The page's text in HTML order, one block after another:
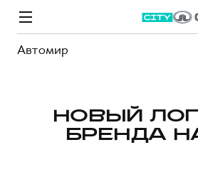
Автомир
НОВЫЙ
БРЕНДА